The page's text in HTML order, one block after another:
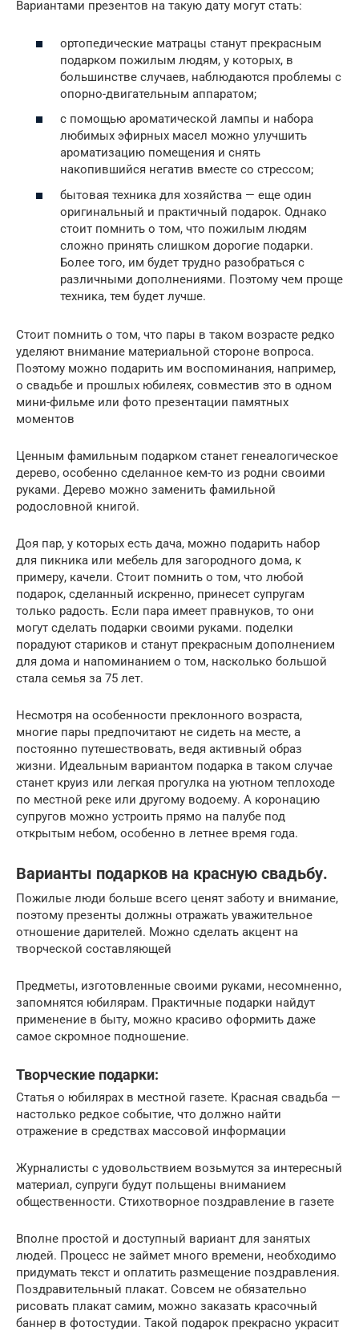
Вариантами презентов на такую дату могут стать:
ортопедические матрацы станут прекрасным
подарком пожилым людям, у которых, в
большинстве случаев, наблюдаются проблемы с
опорно-двигательным аппаратом;
с помощью ароматической лампы и набора
любимых эфирных масел можно улучшить
ароматизацию помещения и снять
накопившийся негатив вместе со стрессом;
бытовая техника для хозяйства — еще один
оригинальный и практичный подарок. Однако
стоит помнить о том, что пожилым людям
сложно принять слишком дорогие подарки.
Более того, им будет трудно разобраться с
различными дополнениями. Поэтому чем проще
техника, тем будет лучше.
Стоит помнить о том, что пары в таком возрасте редко
уделяют внимание материальной стороне вопроса.
Поэтому можно подарить им воспоминания, например,
о свадьбе и прошлых юбилеях, совместив это в одном
мини-фильме или фото презентации памятных
моментов
Ценным фамильным подарком станет генеалогическое
дерево, особенно сделанное кем-то из родни своими
руками. Дерево можно заменить фамильной
родословной книгой.
Доя пар, у которых есть дача, можно подарить набор
для пикника или мебель для загородного дома, к
примеру, качели. Стоит помнить о том, что любой
подарок, сделанный искренно, принесет супругам
только радость. Если пара имеет правнуков, то они
могут сделать подарки своими руками. поделки
порадуют стариков и станут прекрасным дополнением
для дома и напоминанием о том, насколько большой
стала семья за 75 лет.
Несмотря на особенности преклонного возраста,
многие пары предпочитают не сидеть на месте, а
постоянно путешествовать, ведя активный образ
жизни. Идеальным вариантом подарка в таком случае
станет круиз или легкая прогулка на уютном теплоходе
по местной реке или другому водоему. А коронацию
супругов можно устроить прямо на палубе под
открытым небом, особенно в летнее время года.
Варианты подарков на красную свадьбу.
Пожилые люди больше всего ценят заботу и внимание,
поэтому презенты должны отражать уважительное
отношение дарителей. Можно сделать акцент на
творческой составляющей
Предметы, изготовленные своими руками, несомненно,
запомнятся юбилярам. Практичные подарки найдут
применение в быту, можно красиво оформить даже
самое скромное подношение.
Творческие подарки:
Статья о юбилярах в местной газете. Красная свадьба —
настолько редкое событие, что должно найти
отражение в средствах массовой информации
Журналисты с удовольствием возьмутся за интересный
материал, супруги будут польщены вниманием
общественности. Стихотворное поздравление в газете
Вполне простой и доступный вариант для занятых
людей. Процесс не займет много времени, необходимо
придумать текст и оплатить размещение поздравления.
Поздравительный плакат. Совсем не обязательно
рисовать плакат самим, можно заказать красочный
баннер в фотостудии. Такой подарок прекрасно украсит